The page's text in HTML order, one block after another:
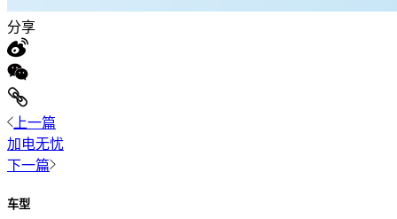
分享
上一篇
加电无忧
下一篇
车型